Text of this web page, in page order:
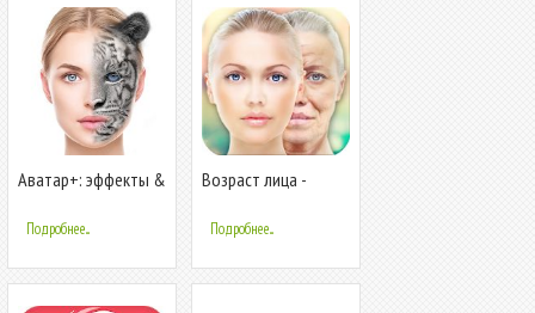
Аватар+: эффекты &
фотоприколы
Подробнее...
Возраст лица -
Подробнее...